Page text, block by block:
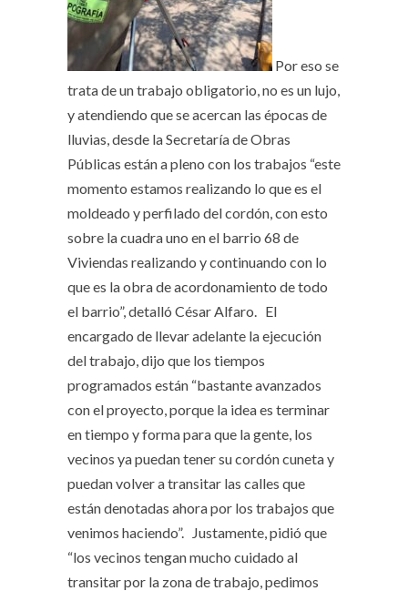
Por eso se
trata de un trabajo obligatorio, no es un lujo,
y atendiendo que se acercan las épocas de
lluvias, desde la Secretaría de Obras
Públicas están a pleno con los trabajos “este
momento estamos realizando lo que es el
moldeado y perfilado del cordón, con esto
sobre la cuadra uno en el barrio 68 de
Viviendas realizando y continuando con lo
que es la obra de acordonamiento de todo
el barrio”, detalló César Alfaro. El
encargado de llevar adelante la ejecución
del trabajo, dijo que los tiempos
programados están “bastante avanzados
con el proyecto, porque la idea es terminar
en tiempo y forma para que la gente, los
vecinos ya puedan tener su cordón cuneta y
puedan volver a transitar las calles que
están denotadas ahora por los trabajos que
venimos haciendo”. Justamente, pidió que
“los vecinos tengan mucho cuidado al
transitar por la zona de trabajo, pedimos